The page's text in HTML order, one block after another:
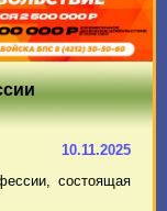
10.11.2025
состоящая